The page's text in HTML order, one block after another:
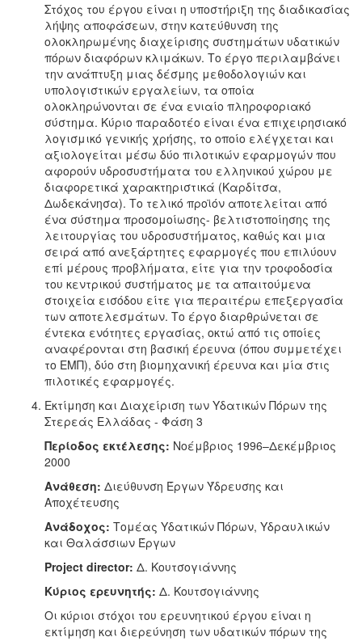
Στόχος του έργου είναι η υποστήριξη της διαδικασίας
λήψης αποφάσεων, στην κατεύθυνση της
ολοκληρωμένης διαχείρισης συστημάτων υδατικών
πόρων διαφόρων κλιμάκων. Το έργο περιλαμβάνει
την ανάπτυξη μιας δέσμης μεθοδολογιών και
υπολογιστικών εργαλείων, τα οποία
ολοκληρώνονται σε ένα ενιαίο πληροφοριακό
σύστημα. Κύριο παραδοτέο είναι ένα επιχειρησιακό
λογισμικό γενικής χρήσης, το οποίο ελέγχεται και
αξιολογείται μέσω δύο πιλοτικών εφαρμογών που
αφορούν υδροσυστήματα του ελληνικού χώρου με
διαφορετικά χαρακτηριστικά (Καρδίτσα,
Δωδεκάνησα). Το τελικό προϊόν αποτελείται από
ένα σύστημα προσομοίωσης- βελτιστοποίησης της
λειτουργίας του υδροσυστήματος, καθώς και μια
σειρά από ανεξάρτητες εφαρμογές που επιλύουν
επί μέρους προβλήματα, είτε για την τροφοδοσία
του κεντρικού συστήματος με τα απαιτούμενα
στοιχεία εισόδου είτε για περαιτέρω επεξεργασία
των αποτελεσμάτων. Το έργο διαρθρώνεται σε
έντεκα ενότητες εργασίας, οκτώ από τις οποίες
αναφέρονται στη βασική έρευνα (όπου συμμετέχει
το ΕΜΠ), δύο στη βιομηχανική έρευνα και μία στις
πιλοτικές εφαρμογές.
Εκτίμηση και Διαχείριση των Υδατικών Πόρων της
Στερεάς Ελλάδας - Φάση 3
Περίοδος εκτέλεσης: Νοέμβριος 1996–Δεκέμβριος
2000
Ανάθεση: Διεύθυνση Έργων Ύδρευσης και
Αποχέτευσης
Ανάδοχος: Τομέας Υδατικών Πόρων, Υδραυλικών
και Θαλάσσιων Έργων
Project director: Δ. Κουτσογιάννης
Κύριος ερευνητής: Δ. Κουτσογιάννης
Οι κύριοι στόχοι του ερευνητικού έργου είναι η
εκτίμηση και διερεύνηση των υδατικών πόρων της